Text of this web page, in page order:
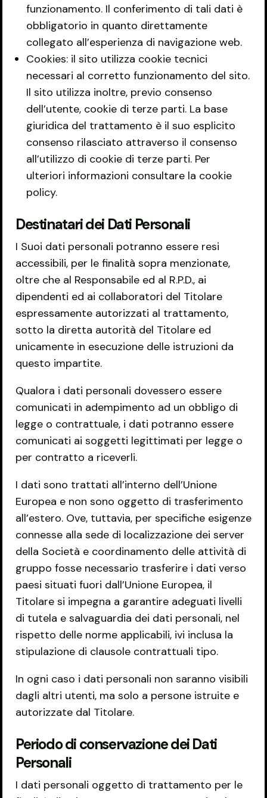
funzionamento. Il conferimento di tali dati è
obbligatorio in quanto direttamente
collegato all’esperienza di navigazione web.
Cookies: il sito utilizza cookie tecnici
necessari al corretto funzionamento del sito.
Il sito utilizza inoltre, previo consenso
dell’utente, cookie di terze parti. La base
giuridica del trattamento è il suo esplicito
consenso rilasciato attraverso il consenso
all’utilizzo di cookie di terze parti. Per
ulteriori informazioni consultare la cookie
policy.
Destinatari dei Dati Personali
I Suoi dati personali potranno essere resi
accessibili, per le finalità sopra menzionate,
oltre che al Responsabile ed al R.P.D., ai
dipendenti ed ai collaboratori del Titolare
espressamente autorizzati al trattamento,
sotto la diretta autorità del Titolare ed
unicamente in esecuzione delle istruzioni da
questo impartite.
Qualora i dati personali dovessero essere
comunicati in adempimento ad un obbligo di
legge o contrattuale, i dati potranno essere
comunicati ai soggetti legittimati per legge o
per contratto a riceverli.
I dati sono trattati all’interno dell’Unione
Europea e non sono oggetto di trasferimento
all’estero. Ove, tuttavia, per specifiche esigenze
connesse alla sede di localizzazione dei server
della Società e coordinamento delle attività di
gruppo fosse necessario trasferire i dati verso
paesi situati fuori dall’Unione Europea, il
Titolare si impegna a garantire adeguati livelli
di tutela e salvaguardia dei dati personali, nel
rispetto delle norme applicabili, ivi inclusa la
stipulazione di clausole contrattuali tipo.
In ogni caso i dati personali non saranno visibili
dagli altri utenti, ma solo a persone istruite e
autorizzate dal Titolare.
Periodo di conservazione dei Dati
Personali
I dati personali oggetto di trattamento per le